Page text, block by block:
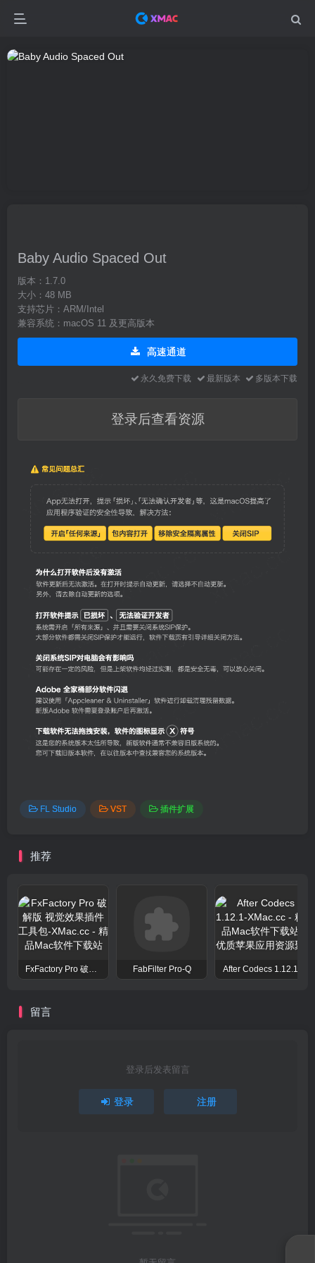
Baby Audio Spaced Out
版本：1.7.0
大小：48 MB
支持芯片：ARM/Intel
兼容系统：macOS 11 及更高版本
高速通道
永久免费下载 最新版本 多版本下载
登录后查看资源
FL Studio VST 插件扩展
推荐
FxFactory Pro 破解版 视觉效果插件工具包 FabFilter Pro-Q After Codecs 1.12.1
留言
登录后发表留言
登录 注册